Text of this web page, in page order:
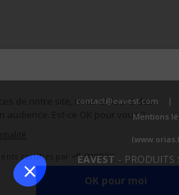
contact@eavest.com |
Mentions
EAVEST - PRODUITS